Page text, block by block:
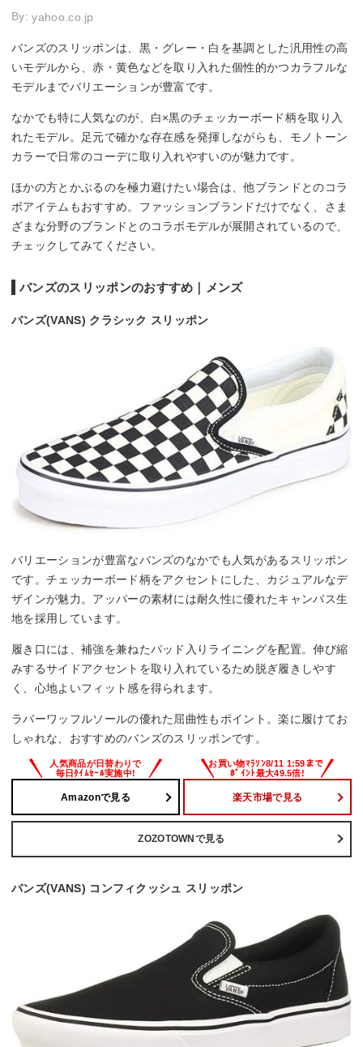
By:yahoo.co.jp
バンズのスリッポンは、黒・グレー・白を基調とした汎用性の高
いモデルから、赤・黄色などを取り入れた個性的かつカラフルな
モデルまでバリエーションが豊富です。
なかでも特に人気なのが、白×黒のチェッカーボード柄を取り入
れたモデル。足元で確かな存在感を発揮しながらも、モノトーン
カラーで日常のコーデに取り入れやすいのが魅力です。
ほかの方とかぶるのを極力避けたい場合は、他ブランドとのコラ
ボアイテムもおすすめ。ファッションブランドだけでなく、さま
ざまな分野のブランドとのコラボモデルが展開されているので、
チェックしてみてください。
バンズのスリッポンのおすすめ｜メンズ
バンズ(VANS) クラシック スリッポン
バリエーションが豊富なバンズのなかでも人気があるスリッポン
です。チェッカーボード柄をアクセントにした、カジュアルなデ
ザインが魅力。アッパーの素材には耐久性に優れたキャンバス生
地を採用しています。
履き口には、補強を兼ねたパッド入りライニングを配置。伸び縮
みするサイドアクセントを取り入れているため脱ぎ履きしやす
く、心地よいフィット感を得られます。
ラバーワッフルソールの優れた屈曲性もポイント。楽に履けてお
しゃれな、おすすめのバンズのスリッポンです。
Amazonで見る 楽天市場で見る
ZOZOTOWNで見る
バンズ(VANS) コンフィクッシュ スリッポン